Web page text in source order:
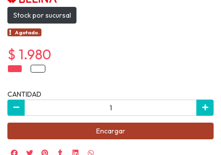
Stock por sucursal
Agotado.
$ 1.980
CANTIDAD
Encargar